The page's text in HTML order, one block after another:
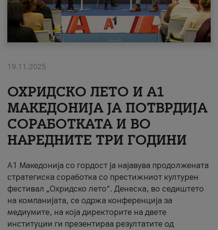
Поддршка
Надополни кредит
#ПодобарОнлајн
19.11.2025
ОХРИДСКО ЛЕТО И A1
МАКЕДОНИЈА ЈА ПОТВРДИЈА
СОРАБОТКАТА И ВО
НАРЕДНИТЕ ТРИ ГОДИНИ
A1 Македонија со гордост ја најавува продолжената
стратегиска соработка со престижниот културен
фестивал „Охридско лето“. Денеска, во седиштето
на компанијата, се одржа конференција за
медиумите, на која директорите на двете
институции ги презентираа резултатите од